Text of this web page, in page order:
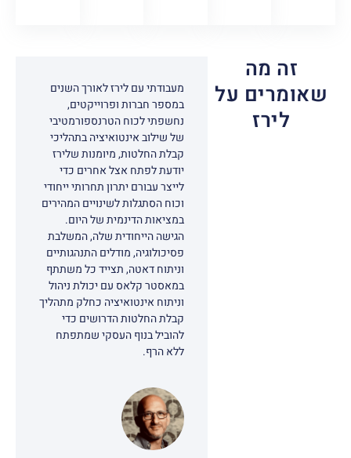
זה מה
שאומרים על
לירז
מורכב מחוויות
שנובעות
חשיפות והחלטות
מעבודתי עם לירז לאורך השנים
במספר חברות ופרוייקטים,
נחשפתי לכוח הטרנספורמטיבי
של שילוב אינטואיציה בתהליכי
קבלת החלטות, מיומנות שלירז
יודעת לפתח אצל אחרים כדי
לייצר עבורם יתרון תחרותי ייחודי
וכוח הסתגלות לשינויים המהירים
במציאות הדינמית של היום.
הגישה הייחודית שלה, המשלבת
פסיכולוגיה, מודלים התנהגותיים
וניתוח דאטה, תצייד כל משתתף
במאסטר קלאס עם יכולת ניהול
וניתוח אינטואיציה כחלק מתהליך
קבלת החלטות הדרושים כדי
להוביל בנוף העסקי שמתפתח
ללא הרף.